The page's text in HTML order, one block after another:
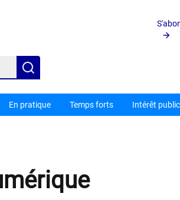
En pratique Temps forts Intérêt public